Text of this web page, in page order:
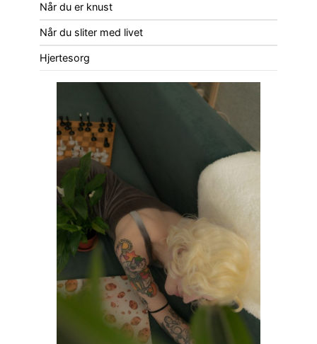
Når du er knust
Når du sliter med livet
Hjertesorg